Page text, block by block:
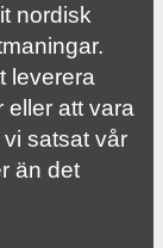
nordisk
leverera
eller att vara
satsat vår
än det